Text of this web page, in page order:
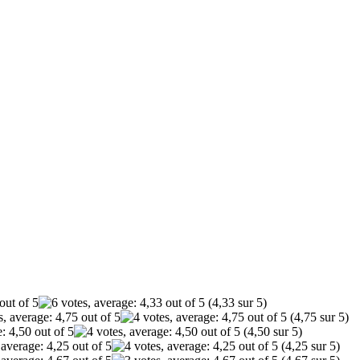
(4,33 sur 5)
(4,75 sur 5)
(4,50 sur 5)
(4,25 sur 5)